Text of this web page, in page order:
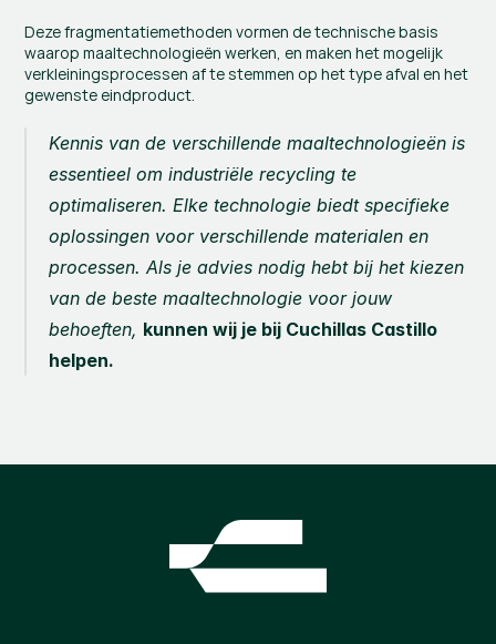
Deze fragmentatiemethoden vormen de technische basis
waarop maaltechnologieën werken, en maken het mogelijk
verkleiningsprocessen af te stemmen op het type afval en het
gewenste eindproduct.
Kennis van de verschillende maaltechnologieën is
essentieel om industriële recycling te
optimaliseren. Elke technologie biedt specifieke
oplossingen voor verschillende materialen en
processen. Als je advies nodig hebt bij het kiezen
van de beste maaltechnologie voor jouw
behoeften, kunnen wij je bij Cuchillas Castillo
helpen.